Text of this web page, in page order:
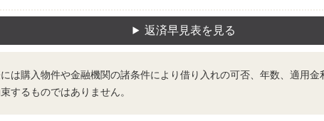
返済早見表を見る
購入物件や金融機関の諸条件により借り入れの可否、年数、適用金
するものではありません。